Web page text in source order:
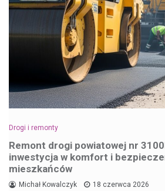
Drogi i remonty
Remont drogi powiatowej nr
inwestycja w komfort i
mieszkańców
Michał Kowalczyk 18 czerwca 2026